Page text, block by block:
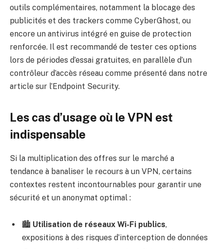
outils complémentaires, notamment la blocage des
publicités et des trackers comme CyberGhost, ou
encore un antivirus intégré en guise de protection
renforcée. Il est recommandé de tester ces options
lors de périodes d’essai gratuites, en parallèle d’un
contrôleur d’accès réseau comme présenté dans notre
article sur l’Endpoint Security.
Les cas d’usage où le VPN est
indispensable
Si la multiplication des offres sur le marché a
tendance à banaliser le recours à un VPN, certains
contextes restent incontournables pour garantir une
sécurité et un anonymat optimal :
🏙️ Utilisation de réseaux Wi-Fi publics,
expositions à des risques d’interception de données